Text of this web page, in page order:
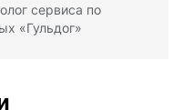
сервиса по
«Гульдог»